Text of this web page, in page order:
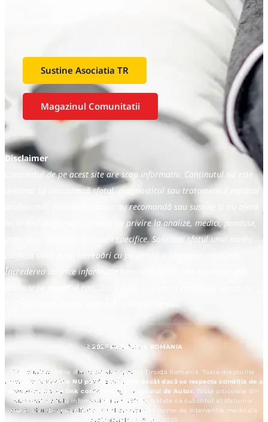
Sustine Asociatia TR
Magazinul Comunitatii
Disclaimer
Conținutul de pe acest site are scop informativ. Conținutul nu este
destinat să înlocuiască sfatul, diagnosticul sau tratamentul medical
profesional. Tiroida Romania nu recomandă sau susține și nu oferă
nicio declarație sau garanție cu privire la analize, medici, produse,
proceduri sau alte informații specifice. Solicitați sfatul unui medic
calificat dacă aveți întrebări cu privire la o afecțiune medicală.
Încrederea în orice informație furnizată de Tiroida Romania este
exclusiv pe propriul risc. Dacă aveți o urgență medicală, sunați la
© 2025 by TIROIDA ROMANIA
Toate informațiile din acest site aparțin Tiroida Romania. Toate drepturile
rezervate. Articolele NU pot fi distribuite decât dacă se respecta condiția de a
preciza sursa, cu link conform Legii Dreptului de Autor. Toate articolele din
site sunt cu titlu informativ și nu trebuie tratate ca substitut al sfaturilor
medicului de specialitate sau al orcarei alte forme de intervenție medicala
profesionala. © 2012 - 2025